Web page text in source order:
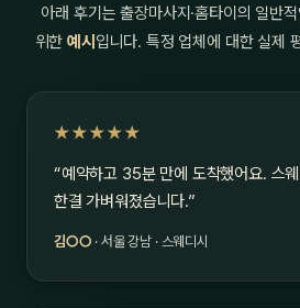
아래 후기는 출장마사지·홈타이의 일반
위한예시 입니다. 특정 업체에 대한 실제
★★★★★
“예약하고 35분 만에 도착했어요. 스
한결 가벼워졌습니다.”
김○○ · 서울 강남 · 스웨디시